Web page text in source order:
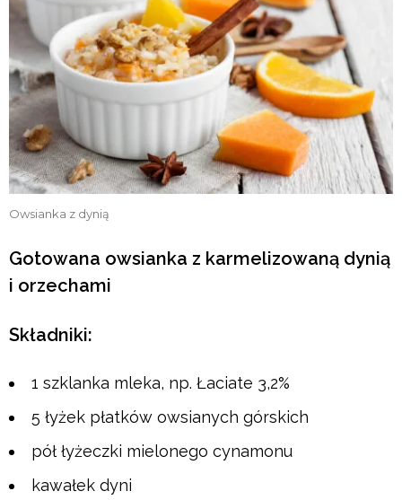
Owsianka z dynią
Gotowana owsianka z karmelizowaną dynią
i orzechami
Składniki:
1 szklanka mleka, np. Łaciate 3,2%
5 łyżek płatków owsianych górskich
pół łyżeczki mielonego cynamonu
kawałek dyni